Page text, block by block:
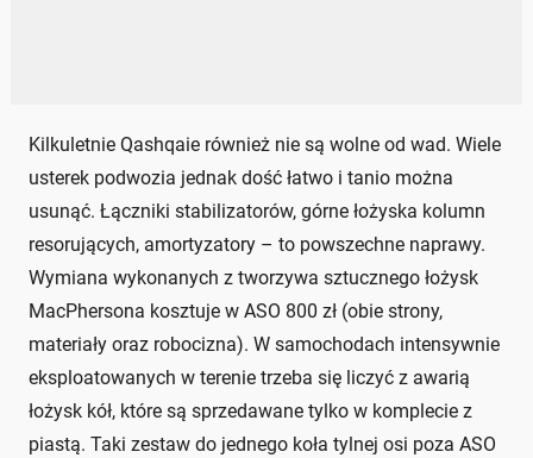
Kilkuletnie Qashqaie również nie są wolne od wad. Wiele
usterek podwozia jednak dość łatwo i tanio można
usunąć. Łączniki stabilizatorów, górne łożyska kolumn
resorujących, amortyzatory – to powszechne naprawy.
Wymiana wykonanych z tworzywa sztucznego łożysk
MacPhersona kosztuje w ASO 800 zł (obie strony,
materiały oraz robocizna). W samochodach intensywnie
eksploatowanych w terenie trzeba się liczyć z awarią
łożysk kół, które są sprzedawane tylko w komplecie z
piastą. Taki zestaw do jednego koła tylnej osi poza ASO